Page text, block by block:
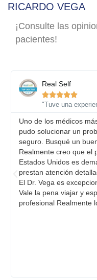
RICARDO VEGA
¡Consulte las
pacientes!
Real Self

"Tuve una
Uno de los médicos
pudo solucionar un
seguro. Busqué un
Realmente creo que el
Estados Unidos es
prestan atención
El Dr. Vega es
Vale la pena viajar y
profesional Realmente